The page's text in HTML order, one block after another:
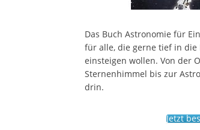
Das Buch Astronomie für
für alle, die gerne tief in die
einsteigen wollen. Von der
Sternenhimmel bis zur
drin.
Jetzt